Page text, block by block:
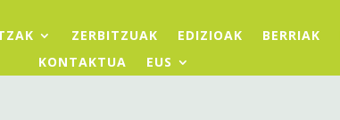
ZERBITZUAK EDIZIOAK BERRIAK
KONTAKTUA
EUS